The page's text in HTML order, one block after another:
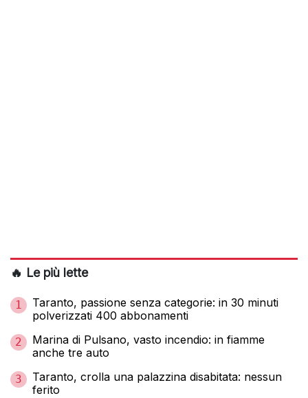
🔥 Le più lette
1
Taranto, passione senza categorie: in 30 minuti
polverizzati 400 abbonamenti
2
Marina di Pulsano, vasto incendio: in fiamme
anche tre auto
3
Taranto, crolla una palazzina disabitata: nessun
ferito